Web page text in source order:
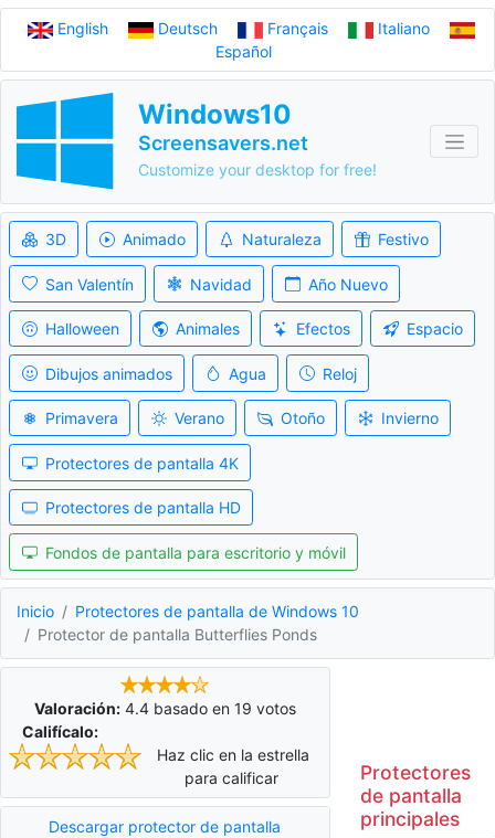
English Deutsch Français
Italiano
Español
Windows10
Screensavers.net
Customize your desktop for free!
3D Animado Naturaleza Festivo
San Valentín Navidad Año Nuevo
Halloween Animales Efectos Espacio
Dibujos animados Agua Reloj
Primavera Verano Otoño Invierno
Protectores de pantalla 4K
Protectores de pantalla HD
Fondos de pantalla para escritorio y móvil
Inicio
Protectores de pantalla de Windows 10
Protector de pantalla Butterflies Ponds
Valoración: 4.4basado en 19 votos
Califícalo:
Haz clic en la estrella
para calificar
Descargar protector de pantalla
Protectores
de pantalla
principales